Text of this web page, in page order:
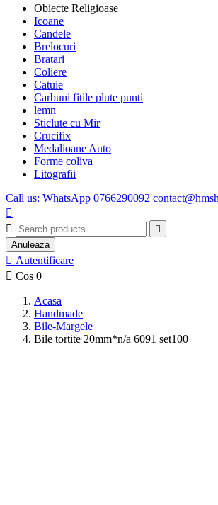
Obiecte Religioase
Icoane
Candele
Brelocuri
Bratari
Coliere
Catuie
Carbuni fitile plute punti
lemn
Sticlute cu Mir
Crucifix
Medalioane Auto
Forme coliva
Litografii
Call us: WhatsApp 0766290092



Anuleaza
 Autentificare
 Cos 0
Acasa
Handmade
Bile-Margele
Bile tortite 20mm*n/a 6091 set100